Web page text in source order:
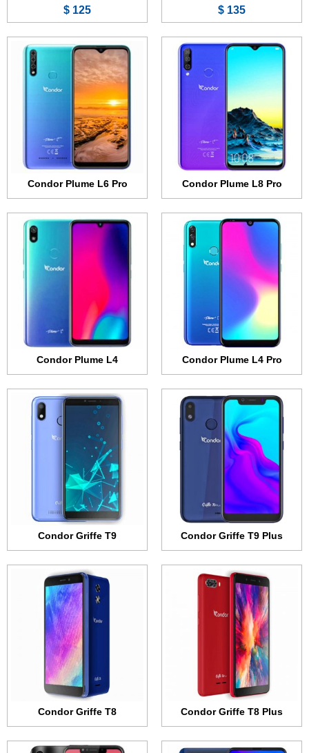
135 $
125 $
Condor Plume L8 Pro
Condor Plume L6 Pro
Condor Plume L4 Pro
الشاشة:6.26 بوصة - 720x1520 بكسل
الذاكرة الداخلية:32 جيجابايت
الكاميرا:13 + 5 ميجابكسل
المعالج:Spreadtrum Unisoc SC9863A
البطارية:4000 مللي أمبير
عرض الموصفات ←
Condor Plume L4
الشاشة:5.71 بوصة - 720x1520 بكسل
الذاكرة الداخلية:
الرام:2 جيجابايت
الكاميرا:13 ميجابكسل
المعالج:Spreadtrum Unisoc SC9863A
البطارية:3450 مللي أمبير
عرض الموصفات ←
Condor Griffe T9 Plus
الشاشة:
الذاكرة الداخلية:16 جيجابايت
الرام:2 جيجابايت
الكاميرا:13 ميجابكسل
ثماني النواة بسرعة 1.2 و 1.6 جيجاهرتز
البطارية:2800 مللي أمبير
عرض الموصفات ←
Condor Griffe T9
الرام:
الكاميرا:
المعالج:ثماني النواة بسرعة 1.2 و 1.6 جيجاهرتز
البطارية:2700 مللي أمبير
عرض الموصفات ←
Condor Griffe T8 Plus
الشاشة:5.45 بوصة - 720x1440 بكسل
الذاكرة الداخلية:16 جيجابايت
الرام:
الكاميرا:8 ميجابكسل
المعالج:رباعي النواة 1.5 جيجاهرتز
البطارية:2500 مللي أمبير
عرض الموصفات ←
Condor Griffe T8
الشاشة:
الذاكرة الداخلية:
الرام:
1 جيجابايت
الكاميرا:5 ميجابكسل
المعالج:رباعي النواة 1.3 جيجاهرتز
البطارية:2000 مللي أمبير
عرض الموصفات ←
الشاشة:6.4 بوصة - 1080x2340 بكسل
الذاكرة الداخلية:
الكاميرا:مزدوجة بدقة 16 و 5 ميجابكسل
المعالج:ثماني النواة بسرعة 2.1 و 2.0 جيجاهرتز
البطارية:3500 مللي أمبير
عرض الموصفات ←
الذاكرة الداخلية:32 جيجابايت
مزدوجة بدقة 13 و 5 ميجابكسل
ثماني النواة بسرعة 2.0 و 1.5 جيجاهرتز
عرض الموصفات ←